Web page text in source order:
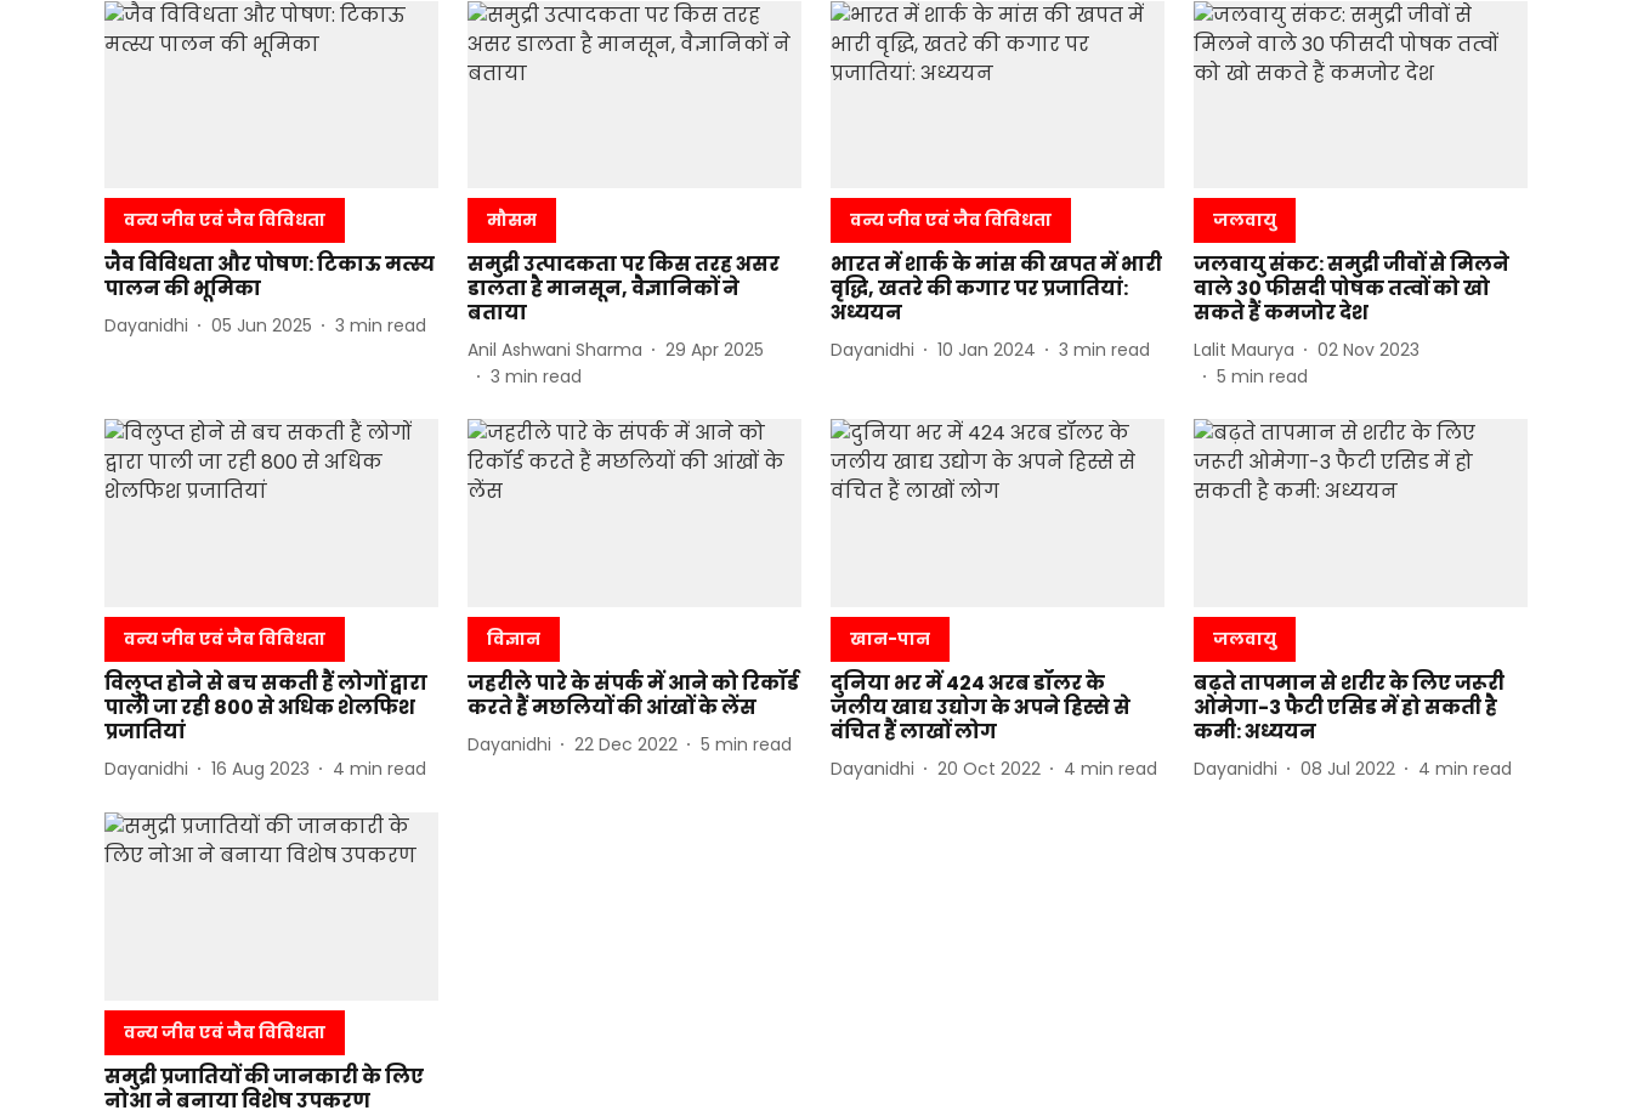
वन्य जीव एवं जैव विविधता
जैव विविधता और पोषण: टिकाऊ मत्स्य
पालन की भूमिका
Dayanidhi 05 Jun 2025 3 min read
मौसम
समुद्री उत्पादकता पर किस तरह असर
डालता है मानसून, वैज्ञानिकों ने
बताया
Anil Ashwani Sharma
29 Apr 2025
3 min read
वन्य जीव एवं जैव विविधता
भारत में शार्क के मांस की खपत में भारी
वृद्धि, खतरे की कगार पर प्रजातियां:
अध्ययन
Dayanidhi 10 Jan 2024 3 min read
जलवायु
जलवायु संकट: समुद्री जीवों से मिलने
वाले 30 फीसदी पोषक तत्वों को खो
सकते हैं कमजोर देश
Lalit Maurya
02 Nov 2023
5 min read
वन्य जीव एवं जैव विविधता
विलुप्त होने से बच सकती हैं लोगों द्वारा
पाली जा रही 800 से अधिक शेलफिश
प्रजातियां
Dayanidhi 16 Aug 2023 4 min read
विज्ञान
जहरीले पारे के संपर्क में आने को रिकॉर्ड
करते हैं मछलियों की आंखों के लेंस
Dayanidhi 22 Dec 2022 5 min read
खान-पान
दुनिया भर में 424 अरब डॉलर के
जलीय खाद्य उद्योग के अपने हिस्से से
वंचित हैं लाखों लोग
Dayanidhi 20 Oct 2022 4 min read
जलवायु
बढ़ते तापमान से शरीर के लिए जरूरी
ओमेगा-3 फैटी एसिड में हो सकती है
कमी: अध्ययन
Dayanidhi 08 Jul 2022 4 min read
वन्य जीव एवं जैव विविधता
समुद्री प्रजातियों की जानकारी के लिए
नोआ ने बनाया विशेष उपकरण